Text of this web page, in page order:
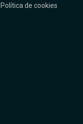
Política de cookies